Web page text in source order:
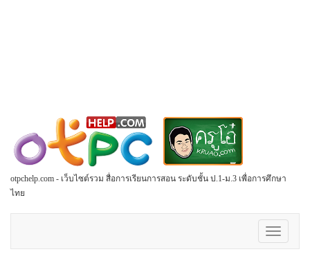
otpchelp.com - เว็บไซต์รวม สื่อการเรียนการสอน ระดับชั้น ป.1-ม.3 เพื่อการศึกษา
ไทย
Toggle